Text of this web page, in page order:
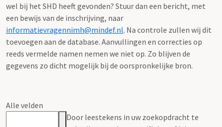
wel bij het SHD heeft gevonden? Stuur dan een bericht, met
een bewijs van de inschrijving, naar
informatievragennimh@mindef.nl. Na controle zullen wij dit
toevoegen aan de database. Aanvullingen en correcties op
reeds vermelde namen nemen we niet op. Zo blijven de
gegevens zo dicht mogelijk bij de oorspronkelijke bron.
Alle velden
Door leestekens in uw zoekopdracht te